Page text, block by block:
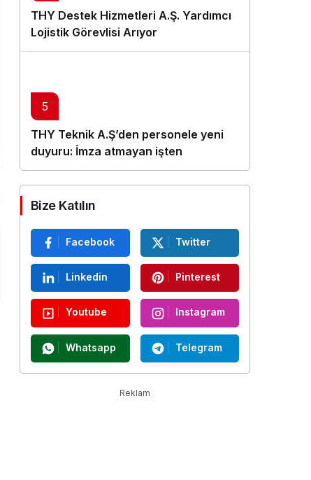
THY Destek Hizmetleri A.Ş. Yardımcı
Lojistik Görevlisi Arıyor
5
THY Teknik A.Ş’den personele yeni
duyuru: İmza atmayan işten
çıkarılacak
Bize Katılın
Facebook Twitter
Linkedin Pinterest
Youtube Instagram
Whatsapp Telegram
Reklam